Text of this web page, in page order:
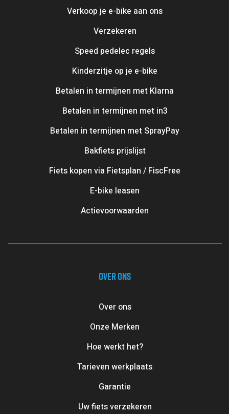
Verkoop je e-bike aan ons
Verzekeren
Speed pedelec regels
Kinderzitje op je e-bike
Betalen in termijnen met Klarna
Betalen in termijnen met in3
Betalen in termijnen met SprayPay
Bakfiets prijslijst
Fiets kopen via Fietsplan / FiscFree
E-bike leasen
Actievoorwaarden
OVER ONS
Over ons
Onze Merken
Hoe werkt het?
Tarieven werkplaats
Garantie
Uw fiets verzekeren